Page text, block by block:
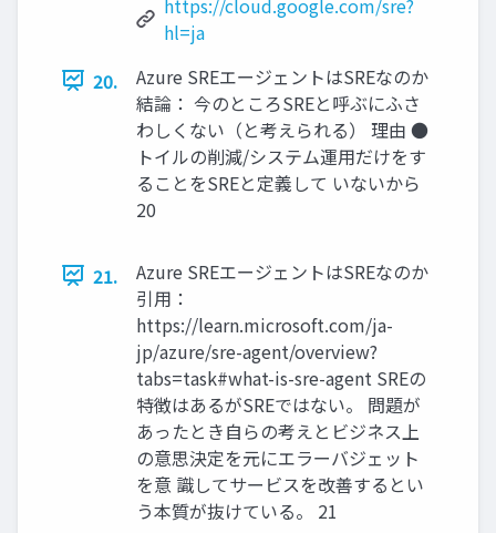
https://cloud.google.com/sre?
hl=ja
20.
Azure SREエージェントはSREなのか
結論： 今のところSREと呼ぶにふさ
わしくない（と考えられる） 理由 ●
トイルの削減/システム運用だけをす
ることをSREと定義して いないから
20
21.
Azure SREエージェントはSREなのか
引用：
https://learn.microsoft.com/ja-
jp/azure/sre-agent/overview?
tabs=task#what-is-sre-agent SREの
特徴はあるがSREではない。 問題が
あったとき自らの考えとビジネス上
の意思決定を元にエラーバジェット
を意 識してサービスを改善するとい
う本質が抜けている。 21